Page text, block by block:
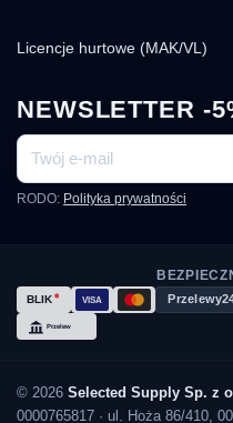
Licencje hurtowe (MAK/VL)
NEWSLETTER -
RODO: Polityka prywatności
© 2026 Selected Supply Sp. z
0000765817 · ul. Hoża 86/410,